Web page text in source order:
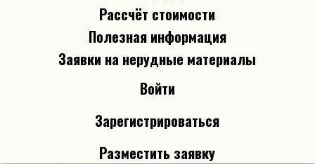
Рассчёт стоимости
Полезная информация
Заявки на нерудные материалы
Войти
Зарегистрироваться
Разместить заявку